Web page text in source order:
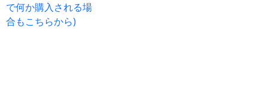
で何か購入される場
合もこちらから)